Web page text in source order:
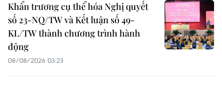
Khẩn trương cụ thể hóa Nghị quyết
số 23-NQ/TW và Kết luận số 49-
KL/TW thành chương trình hành
động
08/08/2026 03:23